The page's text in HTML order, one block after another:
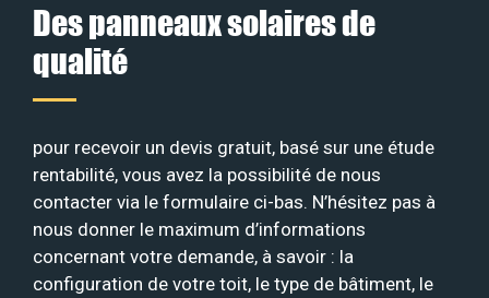
Des panneaux solaires de
qualité
pour recevoir un devis gratuit, basé sur une étude
rentabilité, vous avez la possibilité de nous
contacter via le formulaire ci-bas. N’hésitez pas à
nous donner le maximum d’informations
concernant votre demande, à savoir : la
configuration de votre toit, le type de bâtiment, le